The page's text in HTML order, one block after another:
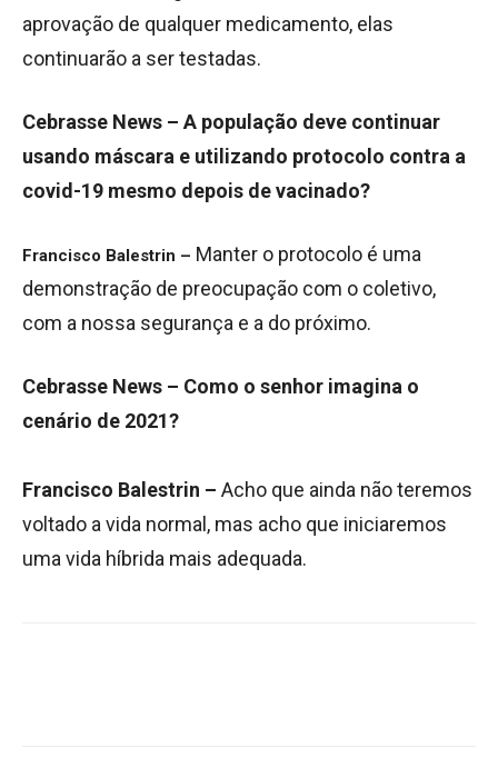
aprovação de qualquer medicamento, elas
continuarão a ser testadas.
Cebrasse News – A população deve continuar
usando máscara e utilizando protocolo contra a
covid-19 mesmo depois de vacinado?
Francisco Balestrin – Manter o protocolo é uma
demonstração de preocupação com o coletivo,
com a nossa segurança e a do próximo.
Cebrasse News – Como o senhor imagina o
cenário de 2021?
Francisco Balestrin – Acho que ainda não teremos
voltado a vida normal, mas acho que iniciaremos
uma vida híbrida mais adequada.